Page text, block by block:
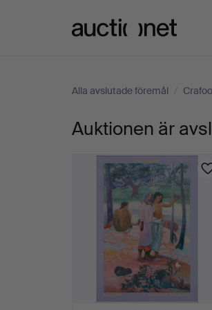
Alla avslutade föremål /
B-
TUBA,
"KING",
THE
WHITE
COMPANY,
Auktionen är